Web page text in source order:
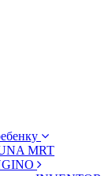
MRT